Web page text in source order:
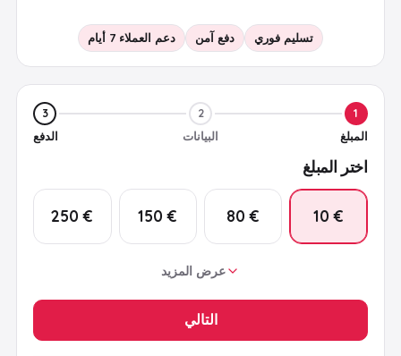
تسليم فوري دفع آمن دعم العملاء 7 أيام
1
المبلغ
2
البيانات
3
الدفع
اختر المبلغ
€ 10
€ 80
€ 150
€ 250
€ 60
€ 200
عرض المزيد
التالي